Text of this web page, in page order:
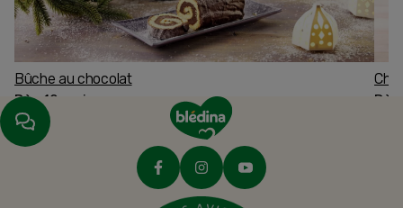
Bûche au chocolat
Dès 12 mois